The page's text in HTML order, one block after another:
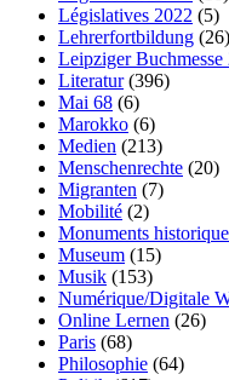
Législatives 2022 (5)
Lehrerfortbildung (26)
Leipziger Buchmesse
Literatur(396)
Mai 68 (6)
Marokko (6)
Medien (213)
Menschenrechte (20)
Migranten (7)
Mobilité (2)
Monuments
Museum (15)
Musik (153)
Numérique/Digitale
Online Lernen (26)
Paris (68)
Philosophie (64)